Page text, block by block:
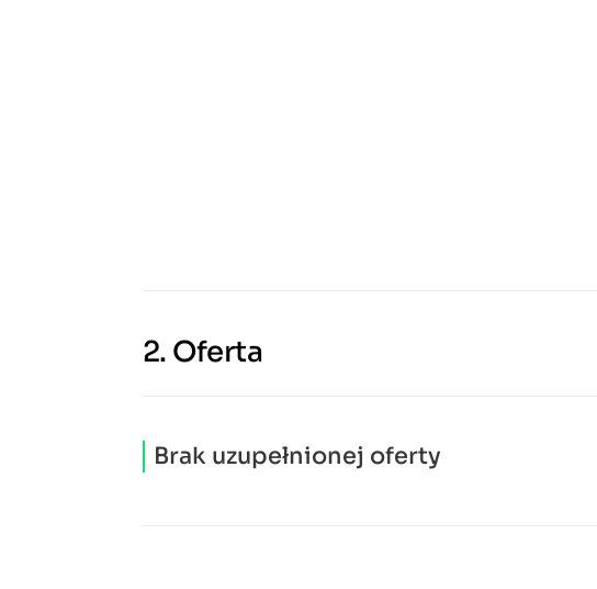
2. Oferta
Brak uzupełnionej oferty